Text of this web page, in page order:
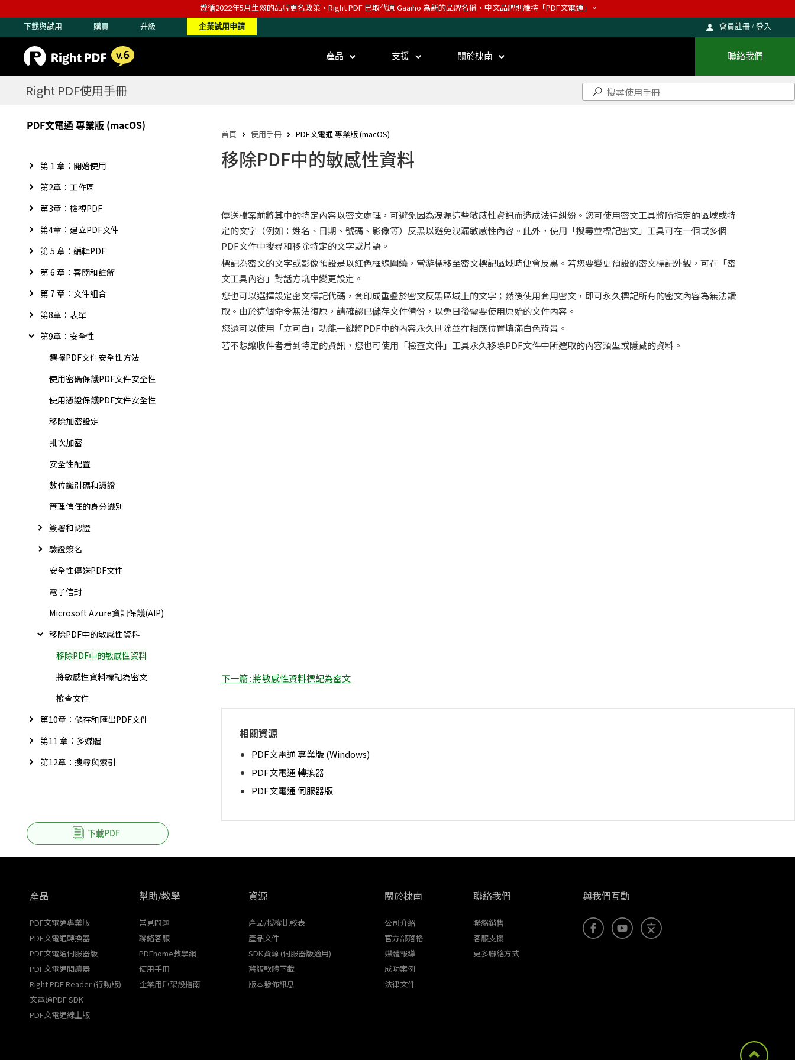
遵循2022年5月生效的品牌更名政策，Right PDF 已取代原 Gaaiho 為新的品牌名稱，中文品牌則維持「PDF文電通」。
下載與試用 購買 升級 企業試用申請 會員註冊 / 登入
產品 支援 關於棣南 聯絡我們
Right PDF使用手冊
PDF文電通 專業版 (macOS)
第 1 章：開始使用
第2章：工作區
第3章：檢視PDF
第4章：建立PDF文件
第 5 章：編輯PDF
第 6 章：審閱和註解
第 7 章：文件組合
第8章：表單
第9章：安全性
選擇PDF文件安全性方法
使用密碼保護PDF文件安全性
使用憑證保護PDF文件安全性
移除加密設定
批次加密
安全性配置
數位識別碼和憑證
管理信任的身分識別
簽署和認證
驗證簽名
安全性傳送PDF文件
電子信封
Microsoft Azure資訊保護(AIP)
移除PDF中的敏感性資料
移除PDF中的敏感性資料
將敏感性資料標記為密文
檢查文件
第10章：儲存和匯出PDF文件
第11 章：多媒體
第12章：搜尋與索引
下載PDF
首頁 使用手冊 PDF文電通 專業版 (macOS)
移除PDF中的敏感性資料
傳送檔案前將其中的特定內容以密文處理，可避免因為洩漏這些敏感性資訊而造成法律糾紛。您可使用密文工具將所指定的區域或特
定的文字（例如：姓名、日期、號碼、影像等）反黑以避免洩漏敏感性內容。此外，使用「搜尋並標記密文」工具可在一個或多個
PDF文件中搜尋和移除特定的文字或片語。
標記為密文的文字或影像預設是以紅色框線圍繞，當游標移至密文標記區域時便會反黑。若您要變更預設的密文標記外觀，可在「密
文工具內容」對話方塊中變更設定。
您也可以選擇設定密文標記代碼，套印成重疊於密文反黑區域上的文字；然後使用套用密文，即可永久標記所有的密文內容為無法讀
取。由於這個命令無法復原，請確認已儲存文件備份，以免日後需要使用原始的文件內容。
您還可以使用「立可白」功能一鍵將PDF中的內容永久刪除並在相應位置填滿白色背景。
若不想讓收件者看到特定的資訊，您也可使用「檢查文件」工具永久移除PDF文件中所選取的內容類型或隱藏的資料。
下一篇 : 將敏感性資料標記為密文
相關資源
PDF文電通 專業版 (Windows)
PDF文電通 轉換器
PDF文電通 伺服器版
產品
PDF文電通專業版
PDF文電通轉換器
PDF文電通伺服器版
PDF文電通閱讀器
Right PDF Reader (行動版)
文電通PDF SDK
PDF文電通線上版
幫助/教學
常見問題
聯絡客服
PDFhome教學網
使用手冊
企業用戶架設指南
資源
產品/授權比較表
產品文件
SDK資源 (伺服器版適用)
舊版軟體下載
版本發佈訊息
關於棣南
公司介紹
官方部落格
媒體報導
成功案例
法律文件
聯絡我們
聯絡銷售
客服支援
更多聯絡方式
與我們互動